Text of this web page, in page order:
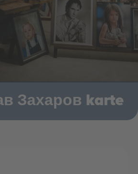
Захаров karte